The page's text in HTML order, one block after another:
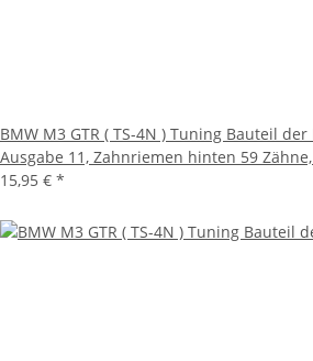
BMW M3 GTR ( TS-4N ) Tuning Bauteil
Ausgabe 11, Zahnriemen hinten 59
15,95 € *